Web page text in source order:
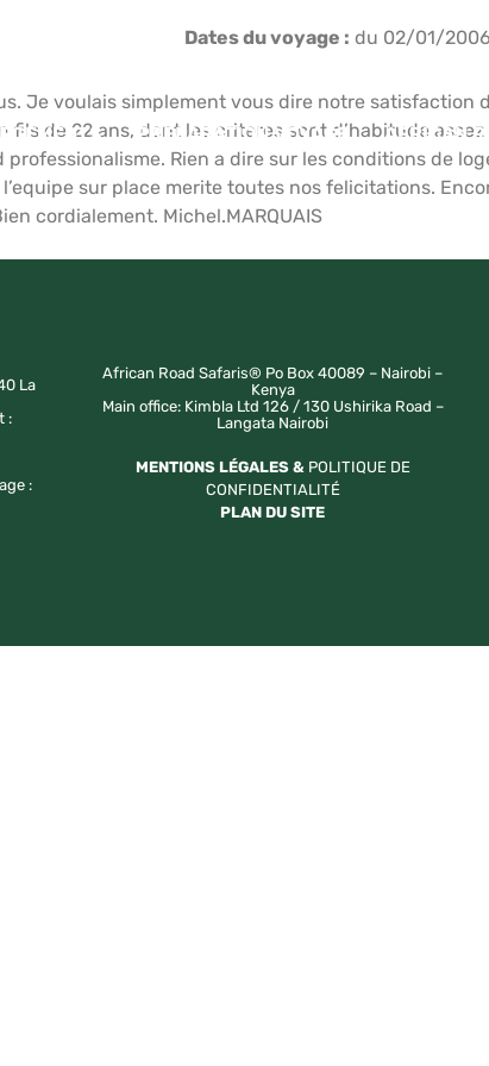
PRÉPARATION VOYAGE AFRICAN
Dates du voyage : du 02/01/
Je voulais simplement vous dire notre satisfaction
de 22 ans, dont les criteres sont d’habitude
Rien a dire sur les conditions de
sur place merite toutes nos felicitations.
cordialement. Michel.MARQUAIS
La
:
:
African Road Safaris® Po Box 40089 – Nairobi –
Kenya
Main office: Kimbla Ltd 126 / 130 Ushirika Road –
Langata Nairobi
MENTIONS LÉGALES & POLITIQUE DE
CONFIDENTIALITÉ
PLAN DU SITE